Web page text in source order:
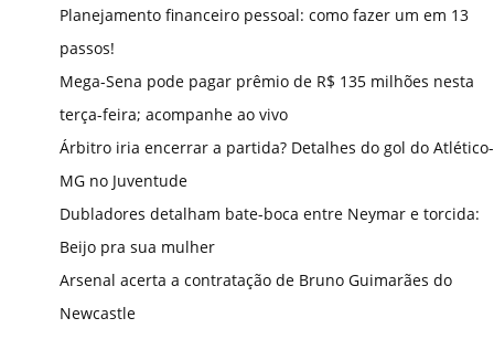
Planejamento financeiro pessoal: como fazer um em 13
passos!
Mega-Sena pode pagar prêmio de R$ 135 milhões nesta
terça-feira; acompanhe ao vivo
Árbitro iria encerrar a partida? Detalhes do gol do Atlético-
MG no Juventude
Dubladores detalham bate-boca entre Neymar e torcida:
Beijo pra sua mulher
Arsenal acerta a contratação de Bruno Guimarães do
Newcastle